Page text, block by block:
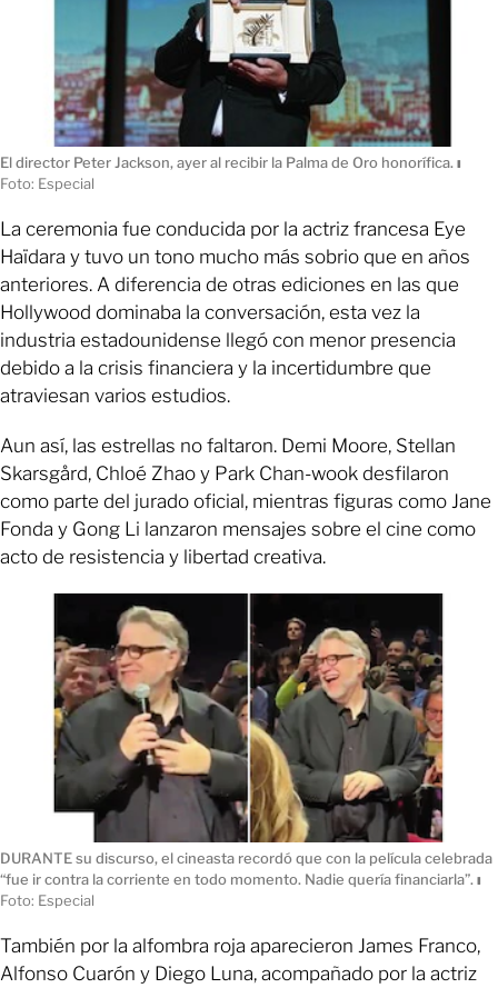
El director Peter Jackson, ayer al recibir la Palma de Oro honorífica. ı
Foto: Especial
La ceremonia fue conducida por la actriz francesa Eye
Haïdara y tuvo un tono mucho más sobrio que en años
anteriores. A diferencia de otras ediciones en las que
Hollywood dominaba la conversación, esta vez la
industria estadounidense llegó con menor presencia
debido a la crisis financiera y la incertidumbre que
atraviesan varios estudios.
Aun así, las estrellas no faltaron. Demi Moore, Stellan
Skarsgård, Chloé Zhao y Park Chan-wook desfilaron
como parte del jurado oficial, mientras figuras como Jane
Fonda y Gong Li lanzaron mensajes sobre el cine como
acto de resistencia y libertad creativa.
DURANTE su discurso, el cineasta recordó que con la película celebrada
“fue ir contra la corriente en todo momento. Nadie quería financiarla”. ı
Foto: Especial
También por la alfombra roja aparecieron James Franco,
Alfonso Cuarón y Diego Luna, acompañado por la actriz